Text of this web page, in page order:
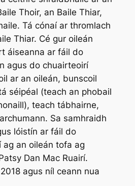
Thoir, an Baile Thiar,
Tá cónaí ar thromlach
Thiar. Cé gur oileán
áiseanna ar fáil do
agus do chuairteoirí
ar an oileán, bunscoil
séipéal (teach an phobail
teach tábhairne,
Sa samhraidh
lóistín ar fáil do
ag an oileán tofa ag
Dan Mac Ruairí.
agus níl ceann nua